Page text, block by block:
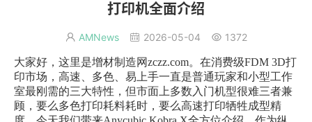
打印机全面介绍
 AMNews  2026-05-04  1372
大家好，这里是增材制造网zczz.com。在消费级FDM 3D打
印市场，高速、多色、易上手一直是普通玩家和小型工作
室最刚需的三大特性，但市面上多数入门机型很难三者兼
顾，要么多色打印耗料耗时，要么高速打印牺牲成型精